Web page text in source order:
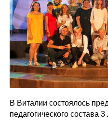
В Виталии состоялось
педагогического состава